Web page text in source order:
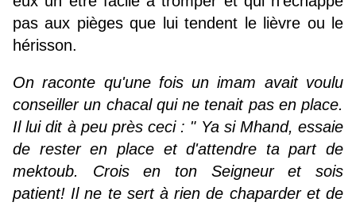
pas aux pièges que lui tendent le lièvre ou le
hérisson.
On raconte qu'une fois un imam avait voulu
conseiller un chacal qui ne tenait pas en place.
Il lui dit à peu près ceci : " Ya si Mhand, essaie
de rester en place et d'attendre ta part de
mektoub. Crois en ton Seigneur et sois
patient! Il ne te sert à rien de chaparder et de